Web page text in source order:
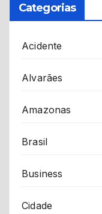
Categorias
Acidente
Alvarães
Amazonas
Brasil
Business
Cidade